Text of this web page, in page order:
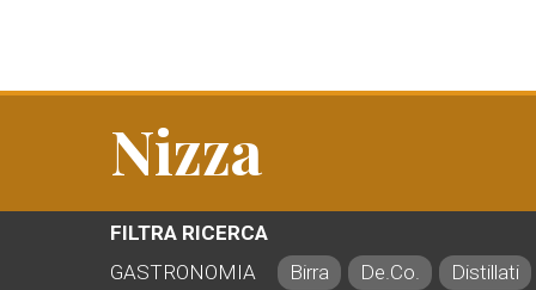
Nizza
FILTRA RICERCA
GASTRONOMIA
Birra De.Co.
Distillati